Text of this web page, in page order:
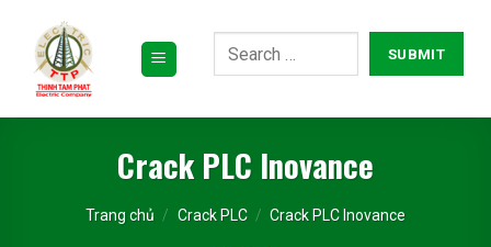
dung
Crack PLC Inovance
Trang chủ / Crack PLC / Crack PLC Inovance